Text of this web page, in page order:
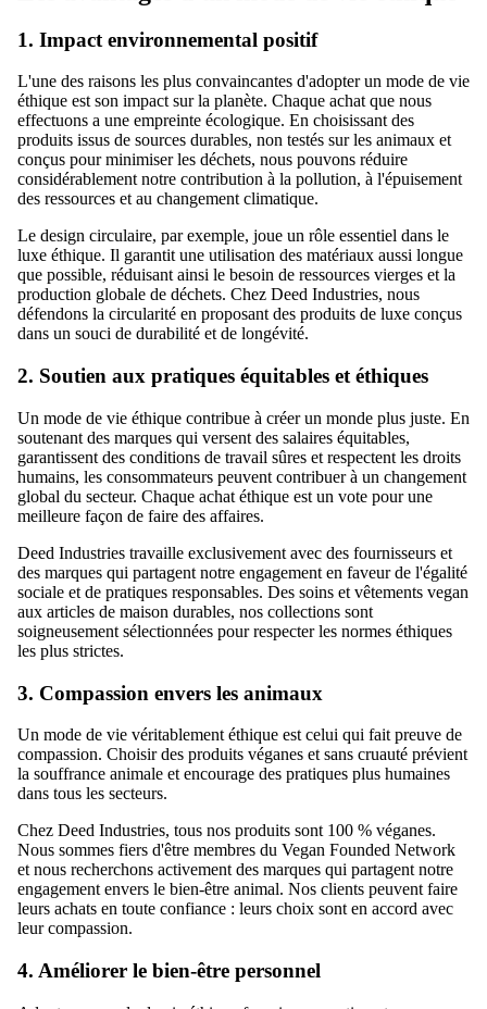
1. Impact environnemental positif
L'une des raisons les plus convaincantes d'adopter un mode de vie
éthique est son impact sur la planète. Chaque achat que nous
effectuons a une empreinte écologique. En choisissant des
produits issus de sources durables, non testés sur les animaux et
conçus pour minimiser les déchets, nous pouvons réduire
considérablement notre contribution à la pollution, à l'épuisement
des ressources et au changement climatique.
Le design circulaire, par exemple, joue un rôle essentiel dans le
luxe éthique. Il garantit une utilisation des matériaux aussi longue
que possible, réduisant ainsi le besoin de ressources vierges et la
production globale de déchets. Chez Deed Industries, nous
défendons la circularité en proposant des produits de luxe conçus
dans un souci de durabilité et de longévité.
2. Soutien aux pratiques équitables et éthiques
Un mode de vie éthique contribue à créer un monde plus juste. En
soutenant des marques qui versent des salaires équitables,
garantissent des conditions de travail sûres et respectent les droits
humains, les consommateurs peuvent contribuer à un changement
global du secteur. Chaque achat éthique est un vote pour une
meilleure façon de faire des affaires.
Deed Industries travaille exclusivement avec des fournisseurs et
des marques qui partagent notre engagement en faveur de l'égalité
sociale et de pratiques responsables. Des soins et vêtements vegan
aux articles de maison durables, nos collections sont
soigneusement sélectionnées pour respecter les normes éthiques
les plus strictes.
3. Compassion envers les animaux
Un mode de vie véritablement éthique est celui qui fait preuve de
compassion. Choisir des produits véganes et sans cruauté prévient
la souffrance animale et encourage des pratiques plus humaines
dans tous les secteurs.
Chez Deed Industries, tous nos produits sont 100 % véganes.
Nous sommes fiers d'être membres du Vegan Founded Network
et nous recherchons activement des marques qui partagent notre
engagement envers le bien-être animal. Nos clients peuvent faire
leurs achats en toute confiance : leurs choix sont en accord avec
leur compassion.
4. Améliorer le bien-être personnel